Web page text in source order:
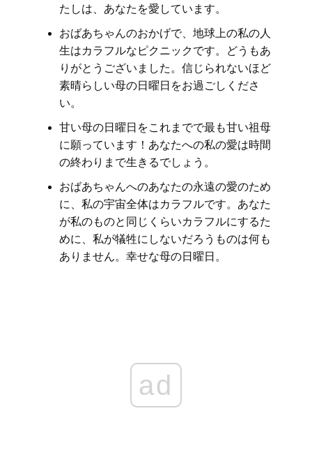
たしは、あなたを愛しています。
おばあちゃんのおかげで、地球上の私の人
生はカラフルなピクニックです。どうもあ
りがとうございました。信じられないほど
素晴らしい母の日曜日をお過ごしくださ
い。
甘い母の日曜日をこれまでで最も甘い祖母
に願っています！あなたへの私の愛は時間
の終わりまで生きるでしょう。
おばあちゃんへのあなたの永遠の愛のため
に、私の宇宙全体はカラフルです。あなた
が私のものと同じくらいカラフルにするた
めに、私が犠牲にしないだろうものは何も
ありません。幸せな母の日曜日。
ad